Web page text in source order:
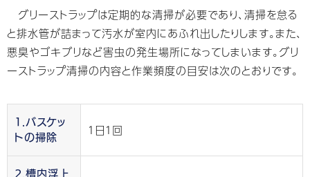
グリーストラップは定期的な清掃が必要であり、清掃を怠る
と排水管が詰まって汚水が室内にあふれ出したりします。また、
悪臭やゴキブリなど害虫の発生場所になってしまいます。グリ
ーストラップ清掃の内容と作業頻度の目安は次のとおりです。
1.バスケッ
トの掃除
１日１回
2.槽内浮上